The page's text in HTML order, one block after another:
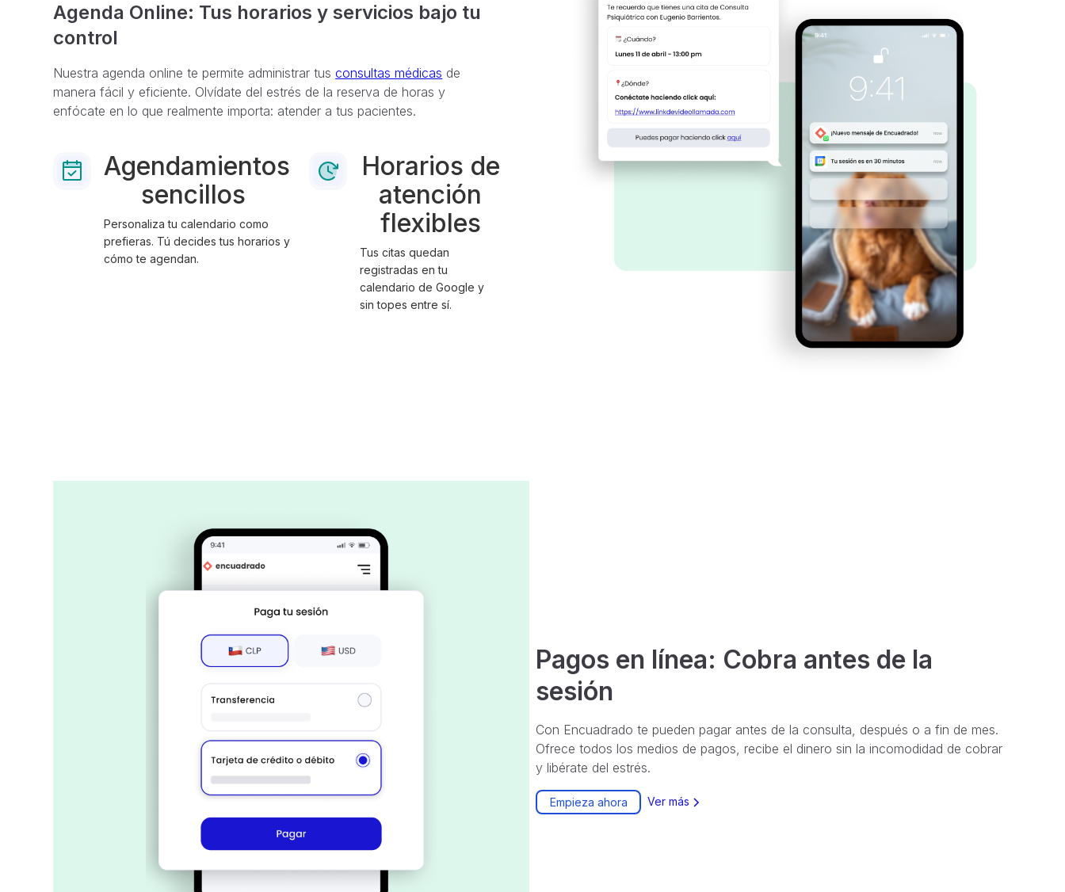
Agenda Online: Tus horarios y servicios bajo tu
control
Nuestra agenda online te permite administrar tusconsultas médicas de
manera fácil y eficiente. Olvídate del estrés de la reserva de horas y
enfócate en lo que realmente importa: atender a tus pacientes.
Agendamientos
sencillos
Personaliza tu calendario como
prefieras. Tú decides tus horarios y
cómo te agendan.
Horarios de
atención
flexibles
Tus citas quedan
registradas en tu
calendario de Google y
sin topes entre sí.
Pagos en línea: Cobra antes de la
sesión
Con Encuadrado te pueden pagar antes de la consulta, después o a fin de mes.
Ofrece todos los medios de pagos, recibe el dinero sin la incomodidad de cobrar
y libérate del estrés.
Empieza ahora Ver más